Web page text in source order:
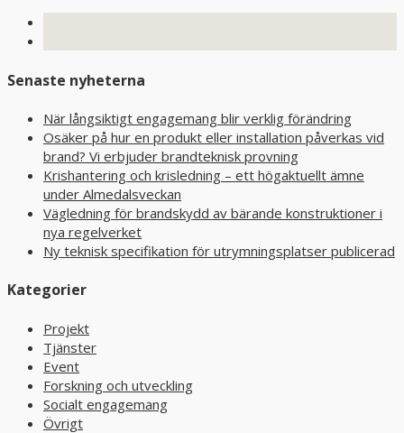
Senaste nyheterna
När långsiktigt engagemang blir verklig förändring
Osäker på hur en produkt eller installation påverkas vid
brand? Vi erbjuder brandteknisk provning
Krishantering och krisledning – ett högaktuellt ämne
under Almedalsveckan
Vägledning för brandskydd av bärande konstruktioner i
nya regelverket
Ny teknisk specifikation för utrymningsplatser publicerad
Kategorier
Projekt
Tjänster
Event
Forskning och utveckling
Socialt engagemang
Övrigt